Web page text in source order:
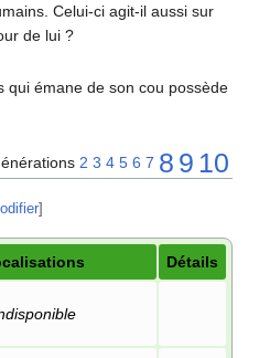
Celui-ci agit-il aussi sur
de lui ?
qui émane de son cou possède
2 3 4 5 6 7 8 9 10
]
Détails